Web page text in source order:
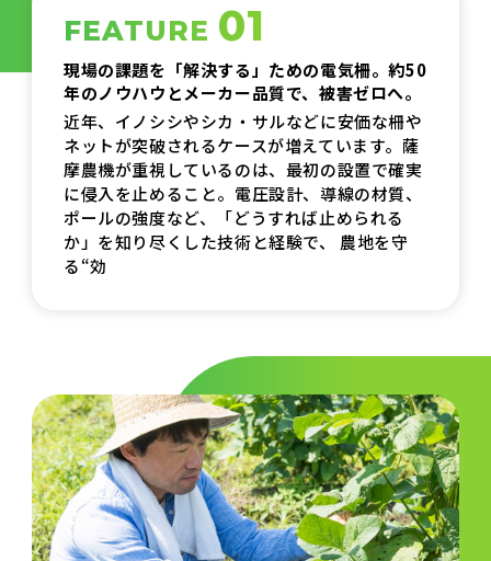
FEATURE 01
現場の課題を「解決する」ための電気柵。約50
年のノウハウとメーカー品質で、被害ゼロへ。
近年、イノシシやシカ・サルなどに安価な柵や
ネットが突破されるケースが増えています。薩
摩農機が重視しているのは、最初の設置で確実
に侵入を止めること。電圧設計、導線の材質、
ポールの強度など、「どうすれば止められる
か」を知り尽くした技術と経験で、
農地を守
る“効